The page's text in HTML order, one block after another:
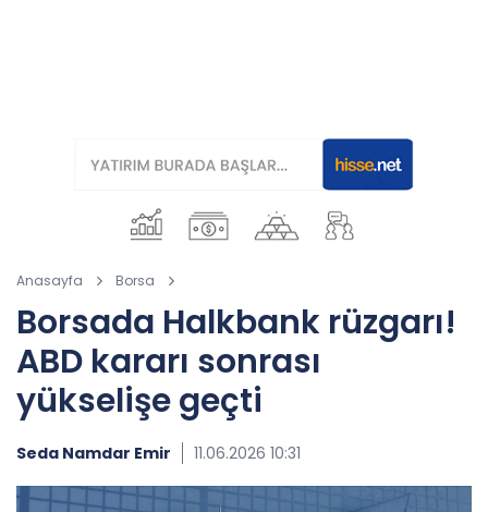
Anasayfa Borsa
Borsada Halkbank rüzgarı!
ABD kararı sonrası
yükselişe geçti
Seda Namdar Emir 11.06.2026 10:31